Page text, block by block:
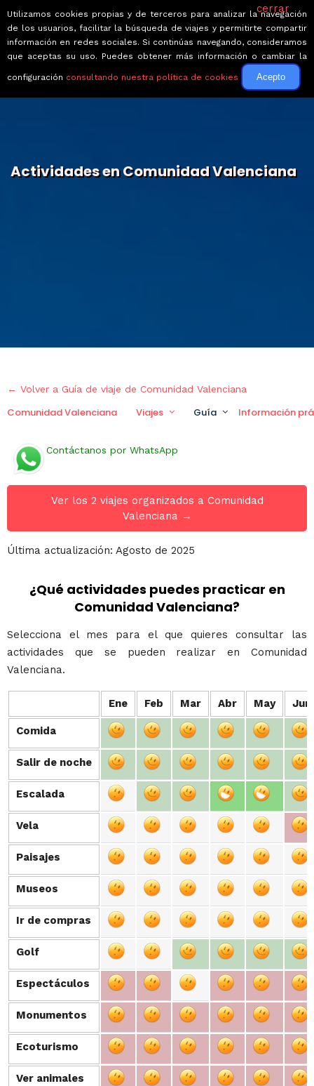
Actividades en Comunidad Valenciana
← Volver a Guía de viaje de Comunidad Valenciana
Comunidad Valenciana Viajes Guía Información
Contáctanos por WhatsApp
Ver los 2 viajes organizados a Comunidad
Valenciana →
Última actualización: Agosto de 2025
¿Qué actividades puedes practicar en
Comunidad Valenciana?
Selecciona el mes para el que quieres consultar las
actividades que se pueden realizar en Comunidad
Valenciana.
Ene Feb Mar Abr May Jun
Comida
Salir de noche
Escalada
Vela
Paisajes
Museos
Ir de compras
Golf
Espectáculos
Monumentos
Ecoturismo
Ver animales
Comida
Salir de noche
Escalada
Vela
Paisajes
Museos
Ir de compras
Golf
Espectáculos
Monumentos
Ecoturismo
Ver animales
cerrar
Utilizamos cookies propias y de terceros para analizar la navegación
de los usuarios, facilitar la búsqueda de viajes y permitirte compartir
información en redes sociales. Si continúas navegando, consideramos
que aceptas su uso. Puedes obtener más información o cambiar la
configuración consultando nuestra política de cookies Acepto